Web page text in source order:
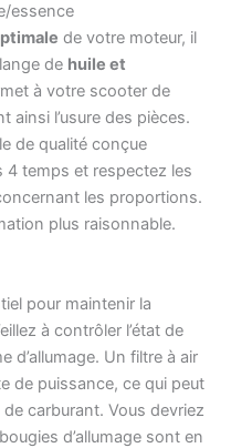
essence
de votre moteur, il
de huile et
à votre scooter de
ainsi l’usure des pièces.
de qualité conçue
4 temps et respectez les
les proportions.
plus raisonnable.
pour maintenir la
à contrôler l’état de
d’allumage. Un filtre à air
de puissance, ce qui peut
carburant. Vous devriez
d’allumage sont en